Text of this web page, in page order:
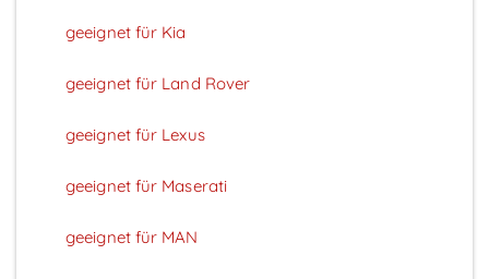
geeignet für Kia
geeignet für Land Rover
geeignet für Lexus
geeignet für Maserati
geeignet für MAN